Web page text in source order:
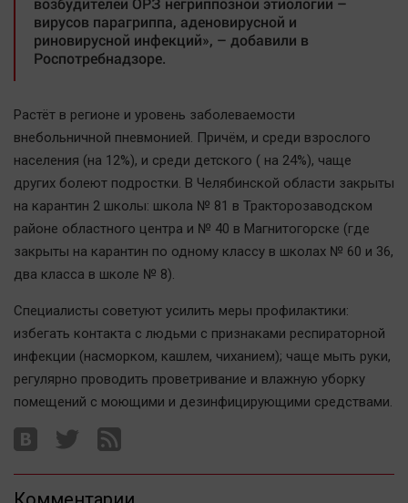
Отраслевые темы
Hедвижимость
Образование
Автомобили
XX век: криминальные уроки
Банки
Медиаграмотность
Медицина
Спецпроект
Статистика
Челябинск космический
Другие рубрики
Bookworms
вирусов парагриппа, аденовирусной и
риновирусной инфекций», – добавили в
Роспотребнадзоре.
Растёт в регионе и уровень заболеваемости
внебольничной пневмонией. Причём, и среди взрослого
населения (на 12%), и среди детского ( на 24%), чаще
других болеют подростки. В Челябинской области закрыты
на карантин 2 школы: школа № 81 в Тракторозаводском
районе областного центра и № 40 в Магнитогорске (где
закрыты на карантин по одному классу в школах № 60 и 36,
два класса в школе № 8).
Специалисты советуют усилить меры профилактики:
избегать контакта с людьми с признаками респираторной
инфекции (насморком, кашлем, чиханием); чаще мыть руки,
регулярно проводить проветривание и влажную уборку
помещений с моющими и дезинфицирующими средствами.